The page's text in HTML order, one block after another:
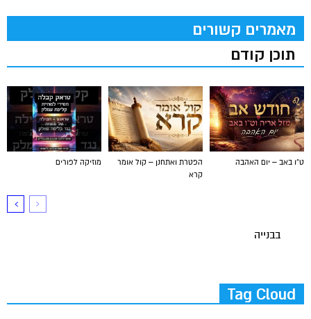
מאמרים קשורים
תוכן קודם
מוזיקה לפורים
הפטרת ואתחנן – קול אומר
קרא
ט"ו באב – יום האהבה
בבנייה
Tag Cloud